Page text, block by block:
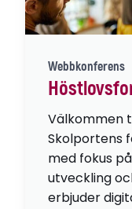
Webbkonferens
Välkommen
Skolportens
med fokus
utveckling
erbjuder